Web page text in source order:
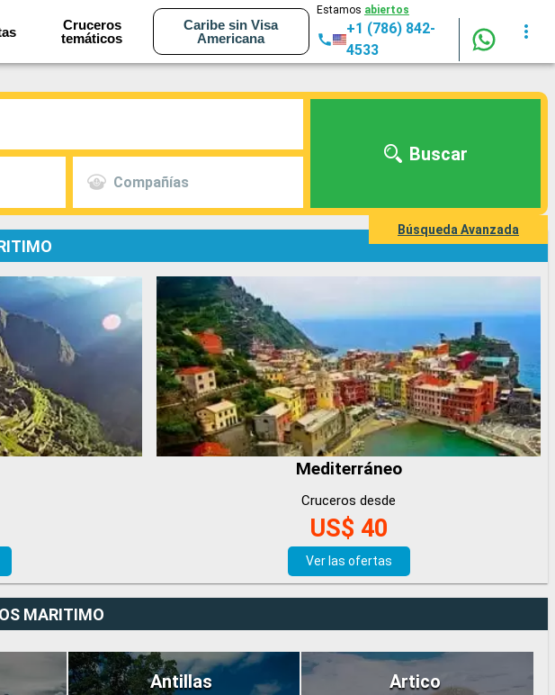
Cruceros
temáticos
Caribe sin Visa
Americana
Estamos abiertos
+1 (786) 842-
4533
Compañías
Buscar
Búsqueda Avanzada
Mediterráneo
Cruceros desde
US$ 40
Ver las ofertas
MARITIMO
Antillas Artico